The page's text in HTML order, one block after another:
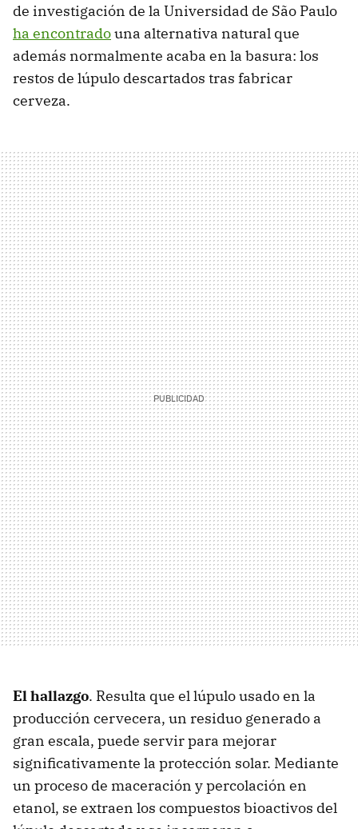
de investigación de la Universidad de São Paulo
ha encontradouna alternativa natural que
además normalmente acaba en la basura: los
restos de lúpulo descartados tras fabricar
cerveza.
El hallazgo. Resulta que el lúpulo usado en la
producción cervecera, un residuo generado a
gran escala, puede servir para mejorar
significativamente la protección solar. Mediante
un proceso de maceración y percolación en
etanol, se extraen los compuestos bioactivos del